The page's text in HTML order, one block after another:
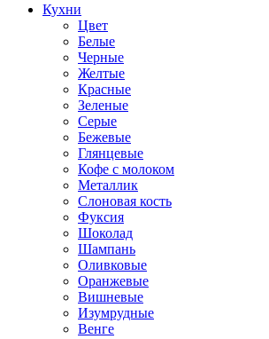
Кухни
Цвет
Белые
Черные
Желтые
Красные
Зеленые
Серые
Бежевые
Глянцевые
Кофе с молоком
Металлик
Слоновая кость
Фуксия
Шоколад
Шампань
Оливковые
Оранжевые
Вишневые
Изумрудные
Венге